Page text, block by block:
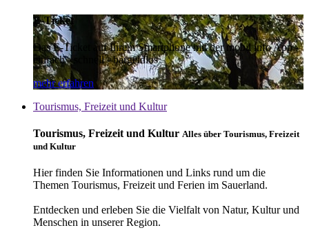
E-Ticket
Das E-Ticket auf Ihrem Smartphone mit der mobil info App -
einfach - schnell - bargeldlos
mehr erfahren
Tourismus, Freizeit und Kultur
Tourismus, Freizeit und Kultur Alles über Tourismus, Freizeit
und Kultur
Hier finden Sie Informationen und Links rund um die
Themen Tourismus, Freizeit und Ferien im Sauerland.
Entdecken und erleben Sie die Vielfalt von Natur, Kultur und
Menschen in unserer Region.